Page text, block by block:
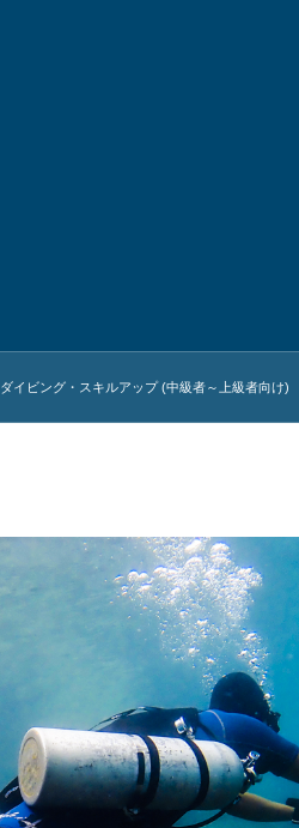
ダイビング・スキルアップ (中級者～上級者向け)